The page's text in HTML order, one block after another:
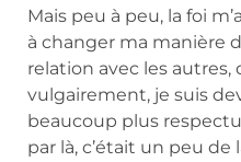
Mais peu à peu, la foi
à changer ma manière
relation avec les autres,
vulgairement, je suis
beaucoup plus
par là, c’était un peu